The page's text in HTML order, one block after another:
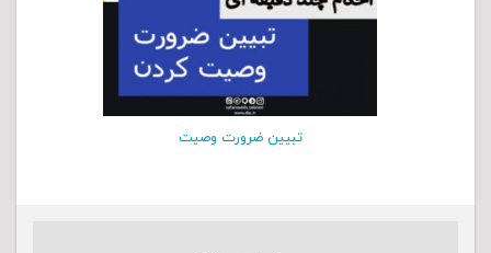
تبیین ضرورت وصیت